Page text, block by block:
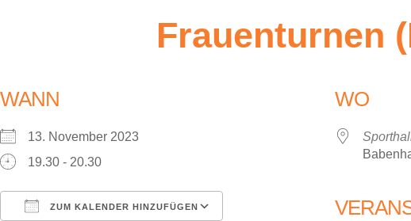
Frauenturnen
WANN
13. November 2023
19.30 - 20.30
ZUM KALENDER HINZUFÜGEN
WO